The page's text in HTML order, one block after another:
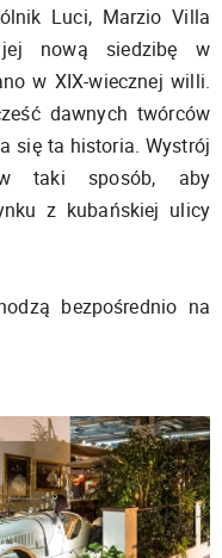
Luci, Marzio Villa
jej nową siedzibę w
w XIX-wiecznej willi.
dawnych twórców
się ta historia. Wystrój
w taki sposób, aby
z kubańskiej ulicy
bezpośrednio na